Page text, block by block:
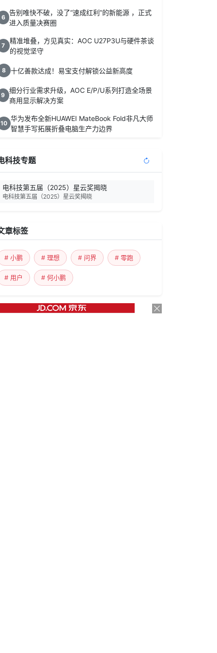
6
告别唯快不破，没了“速成红利”的新能源 ，正式
进入质量决赛圈
7
精准堆叠，方见真实：AOC U27P3U与硬件茶谈
的视觉坚守
8 十亿善款达成！易宝支付解锁公益新高度
9
细分行业需求升级，AOC E/P/U系列打造全场景
商用显示解决方案
10
华为发布全新HUAWEI MateBook Fold非凡大师
智慧手写拓展折叠电脑生产力边界
科技专题
电科技第五届（2025）星云奖揭晓
电科技第五届（2025）星云奖揭晓
章标签
# 小鹏 # 理想 # 问界 # 零跑
# 用户 # 何小鹏